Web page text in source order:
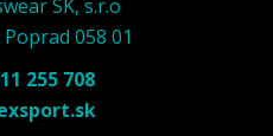
SK, s.r.o
058 01
255 708